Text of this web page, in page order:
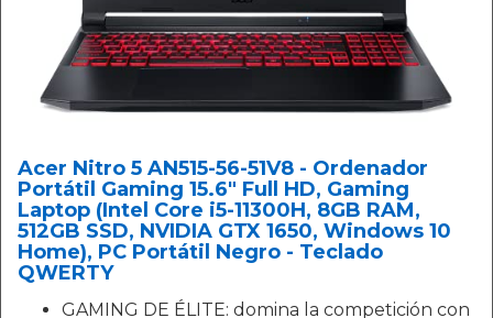
Acer Nitro 5 AN515-56-51V8 - Ordenador
Portátil Gaming 15.6" Full HD, Gaming
Laptop (Intel Core i5-11300H, 8GB RAM,
512GB SSD, NVIDIA GTX 1650, Windows 10
Home), PC Portátil Negro - Teclado
QWERTY
GAMING DE ÉLITE: domina la competición con